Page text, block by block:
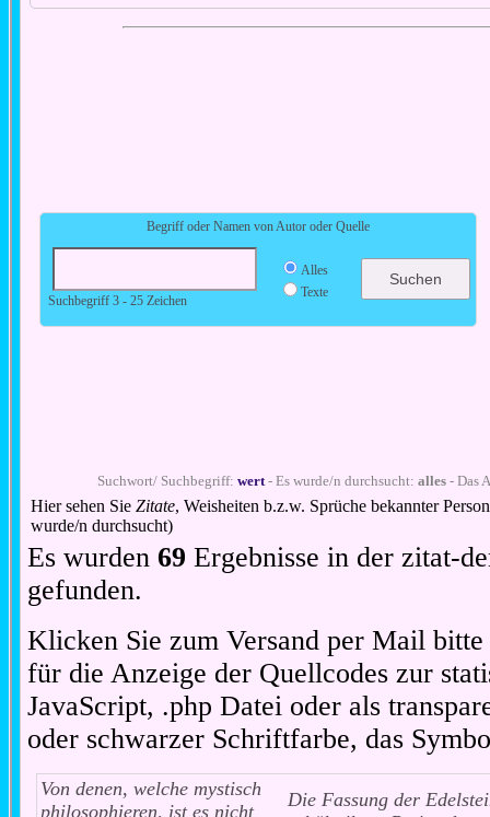
Begriff oder Namen von Autor oder Quelle
Suchbegriff 3 - 25 Zeichen
Alles
Texte
Suchwort/ Suchbegriff: wert- Es wurde/n durchsucht: alles- Das
Hier sehen SieZitate, Weisheiten b.z.w. Sprüche bekannter
wurde/n durchsucht)
Es wurden 69 Ergebnisse in der zitat-
gefunden.
Klicken Sie zum Versand per Mail
für die Anzeige der Quellcodes zur
JavaScript, .php Datei oder als
oder schwarzer Schriftfarbe, das
Von denen, welche mystisch
philosophieren, ist es nicht
Die Fassung der